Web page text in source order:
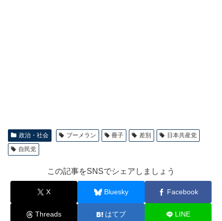
政治・社会 ブーメラン 冊子 差別
日本共産党
自民党
この記事をSNSでシェアしましょう
X Bluesky Facebook
Threads はてブ LINE